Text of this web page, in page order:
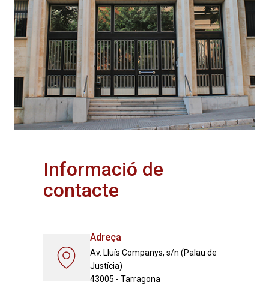
Informació de
contacte
Adreça
Av. Lluís Companys, s/n (Palau de
Justícia)
43005 - Tarragona